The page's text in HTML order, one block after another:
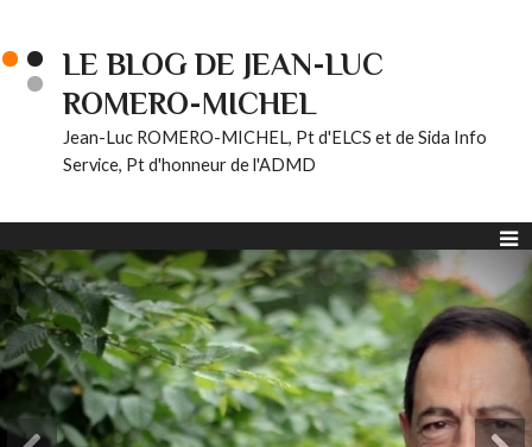
LE BLOG DE JEAN-LUC
ROMERO-MICHEL
Jean-Luc ROMERO-MICHEL, Pt d'ELCS et de Sida Info
Service, Pt d'honneur de l'ADMD